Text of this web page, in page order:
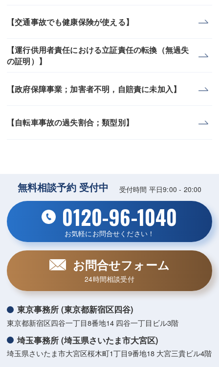
【交通事故でも健康保険が使える】
【運行供用者責任における立証責任の転換（無過失
の証明）】
【政府保障事業；加害者不明，自賠責に未加入】
【自転車事故の過失割合；類型別】
無料相談予約 受付中 受付時間 平日9:00 - 20:00
0120-96-1040
お気軽にお問合せください！
お問合せフォーム
24時間相談受付
東京事務所 (東京都新宿区四谷)
東京都新宿区四谷一丁目8番地14 四谷一丁目ビル3階
埼玉事務所 (埼玉県さいたま市大宮区)
埼玉県さいたま市大宮区桜木町1丁目9番地18 大宮三貴ビル4階